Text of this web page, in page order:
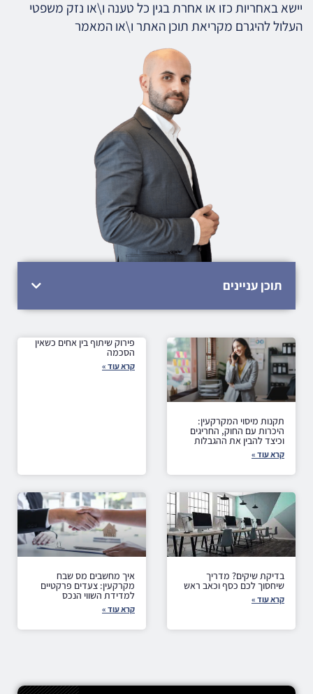
יישא באחריות כזו או אחרת בגין כל טענה ו\או נזק משפטי
העלול להיגרם מקריאת תוכן האתר ו\או המאמר
תוכן עניינים
תקנות מיסוי המקרקעין:
היכרות עם החוק, החריגים
וכיצד להבין את ההגבלות
קרא עוד »
פירוק שיתוף בין אחים כשאין
הסכמה
קרא עוד »
בדיקת שיקים? מדריך
שיחסוך לכם כסף וכאב ראש
קרא עוד »
איך מחשבים מס שבח
מקרקעין: צעדים פרקטיים
למדידת השווי הנכס
קרא עוד »